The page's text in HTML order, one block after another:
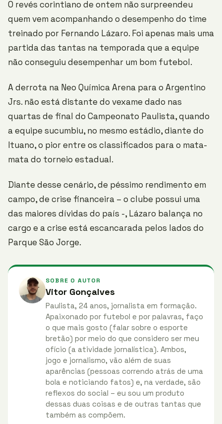
O revés corintiano de ontem não surpreendeu
quem vem acompanhando o desempenho do time
treinado por Fernando Lázaro. Foi apenas mais uma
partida das tantas na temporada que a equipe
não conseguiu desempenhar um bom futebol.
A derrota na Neo Química Arena para o Argentino
Jrs. não está distante do vexame dado nas
quartas de final do Campeonato Paulista, quando
a equipe sucumbiu, no mesmo estádio, diante do
Ituano, o pior entre os classificados para o mata-
mata do torneio estadual.
Diante desse cenário, de péssimo rendimento em
campo, de crise financeira – o clube possui uma
das maiores dívidas do país -, Lázaro balança no
cargo e a crise está escancarada pelos lados do
Parque São Jorge.
SOBRE O AUTOR
Vitor Gonçalves
Paulista, 24 anos, jornalista em formação.
Apaixonado por futebol e por palavras, faço
o que mais gosto (falar sobre o esporte
bretão) por meio do que considero ser meu
ofício (a atividade jornalística). Ambos,
jogo e jornalismo, vão além de suas
aparências (pessoas correndo atrás de uma
bola e noticiando fatos) e, na verdade, são
reflexos do social – eu sou um produto
dessas duas coisas e de outras tantas que
também as compõem.